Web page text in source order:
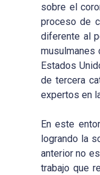
sobre el
proceso de
diferente al
Estados
de tercera
expertos en
En este
logrando la
anterior no
trabajo que